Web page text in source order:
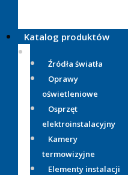
Katalog produktów
Źródła światła
Oprawy
oświetleniowe
Osprzęt
elektroinstalacyjny
Kamery
termowizyjne
Elementy instalacji